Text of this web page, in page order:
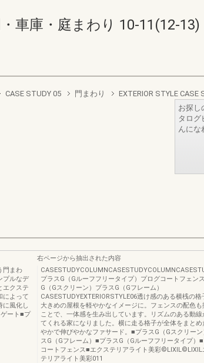
車庫・庭まわり 10-11(12-13)
CASE STUDY 05 門まわり EXTERIOR STYLE CASE
お探し
タログ
んにな
門まわ
プルなデ
エクステ
によって
に風化し
ート■プ
右ページから抽出された内容
プラスG（Gルーフフリータイプ）プログコートフェン
G（Gスクリーン）プラスG（Gフレーム）
CASESTUDYEXTERIORSTYLE06透け感のある横桟の格
大きめの屋根を軽やかなイメージに。フェンスの配色も
ことで、一体感を生み出しています。リズムのある動線
てくれる家になりました。横に走る格子が全体をまとめ
やかで伸びやかなファサード。■プラスG（Gスクリーン
スG（Gフレーム）■プラスG（Gルーフフリータイプ）
コートフェンス■エクステリアライト美彩©️LIXIL©️LIXIL
テリアライト美彩011